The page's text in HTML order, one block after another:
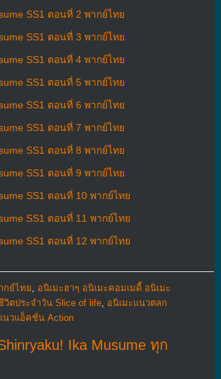
SS1 ตอนที่ 2 พากย์ไทย
SS1 ตอนที่ 3 พากย์ไทย
SS1 ตอนที่ 4 พากย์ไทย
SS1 ตอนที่ 5 พากย์ไทย
SS1 ตอนที่ 6 พากย์ไทย
SS1 ตอนที่ 7 พากย์ไทย
SS1 ตอนที่ 8 พากย์ไทย
SS1 ตอนที่ 9 พากย์ไทย
SS1 ตอนที่ 10 พากย์ไทย
SS1 ตอนที่ 11 พากย์ไทย
SS1 ตอนที่ 12 พากย์ไทย
กย์ไทย
อนิเมะฮาๆ อนิเมะคอมเมดี้ อนิเมะ
วิตประจําวัน Slice of life, อนิเมะแนวตลก
นวแอ็คชั่น Action
Ika Musume ทุก